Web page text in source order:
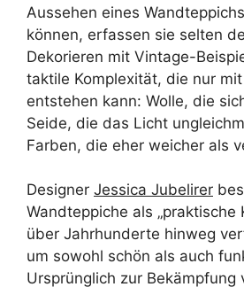
Aussehen eines
können, erfassen sie selten
Dekorieren mit Vintage-
taktile Komplexität, die nur
entstehen kann: Wolle, die
Seide, die das Licht
Farben, die eher weicher als
Designer Jessica Jubelirer
Wandteppiche als „praktische
über Jahrhunderte hinweg
um sowohl schön als auch
Ursprünglich zur Bekämpfung